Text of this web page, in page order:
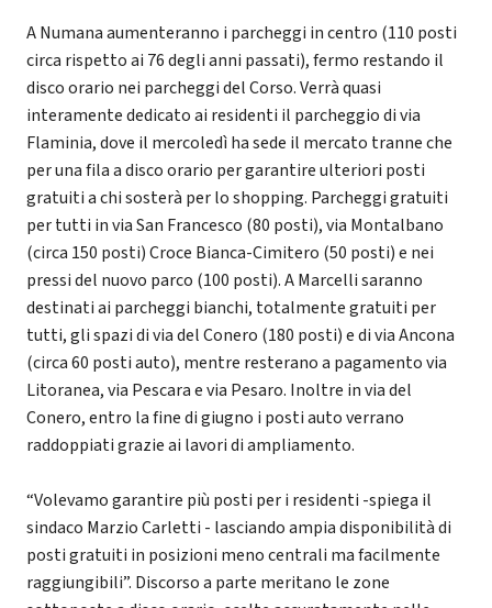
A Numana aumenteranno i parcheggi in centro (110 posti
circa rispetto ai 76 degli anni passati), fermo restando il
disco orario nei parcheggi del Corso. Verrà quasi
interamente dedicato ai residenti il parcheggio di via
Flaminia, dove il mercoledì ha sede il mercato tranne che
per una fila a disco orario per garantire ulteriori posti
gratuiti a chi sosterà per lo shopping. Parcheggi gratuiti
per tutti in via San Francesco (80 posti), via Montalbano
(circa 150 posti) Croce Bianca-Cimitero (50 posti) e nei
pressi del nuovo parco (100 posti). A Marcelli saranno
destinati ai parcheggi bianchi, totalmente gratuiti per
tutti, gli spazi di via del Conero (180 posti) e di via Ancona
(circa 60 posti auto), mentre resterano a pagamento via
Litoranea, via Pescara e via Pesaro. Inoltre in via del
Conero, entro la fine di giugno i posti auto verrano
raddoppiati grazie ai lavori di ampliamento.
“Volevamo garantire più posti per i residenti -spiega il
sindaco Marzio Carletti - lasciando ampia disponibilità di
posti gratuiti in posizioni meno centrali ma facilmente
raggiungibili”. Discorso a parte meritano le zone